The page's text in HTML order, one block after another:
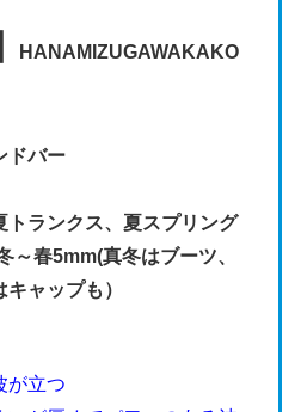
HANAMIZUGAWAKAKO
ドバー
トランクス、夏スプリング
～春5mm(真冬はブーツ、
ャップも）
が立つ